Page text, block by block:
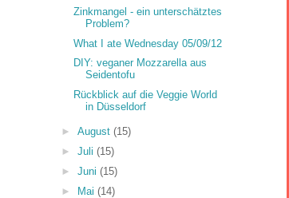
Zinkmangel - ein unterschätztes
Problem?
What I ate Wednesday 05/09/12
DIY: veganer Mozzarella aus
Seidentofu
Rückblick auf die Veggie World
in Düsseldorf
► August (15)
► Juli (15)
► Juni (15)
► Mai (14)